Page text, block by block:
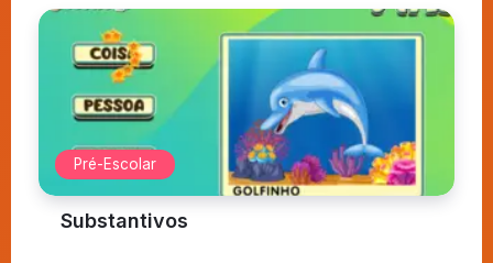
Pré-Escolar
Substantivos